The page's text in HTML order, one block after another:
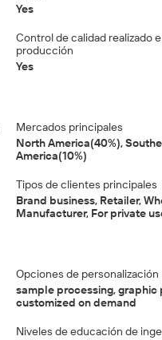
Yes
Control de calidad realizado
producción
Yes
Mercados principales
North America(40%),
America(10%)
Tipos de clientes principales
Brand business, Retailer,
Manufacturer, For private
Opciones de personalización
sample processing, graphic
customized on demand
Niveles de educación de